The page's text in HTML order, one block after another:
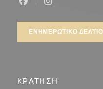
ΕΝΗΜΕΡΩΤΙΚΌ ΔΕΛΤΊΟ
ΚΡΆΤΗΣΗ